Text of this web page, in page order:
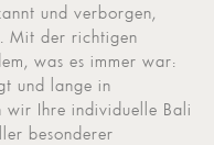
und verborgen,
Mit der richtigen
was es immer war:
und lange in
wir Ihre individuelle Bali
besonderer